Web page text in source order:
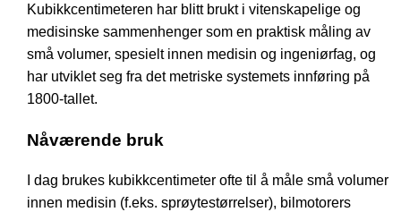
Kubikkcentimeteren har blitt brukt i vitenskapelige og
medisinske sammenhenger som en praktisk måling av
små volumer, spesielt innen medisin og ingeniørfag, og
har utviklet seg fra det metriske systemets innføring på
1800-tallet.
Nåværende bruk
I dag brukes kubikkcentimeter ofte til å måle små volumer
innen medisin (f.eks. sprøytestørrelser), bilmotorers